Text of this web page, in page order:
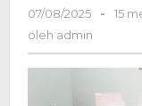
07/08/2025
oleh
-
15
oleh admin